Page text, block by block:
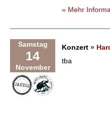
» Mehr
Samstag
14
November
Konzert »
tba